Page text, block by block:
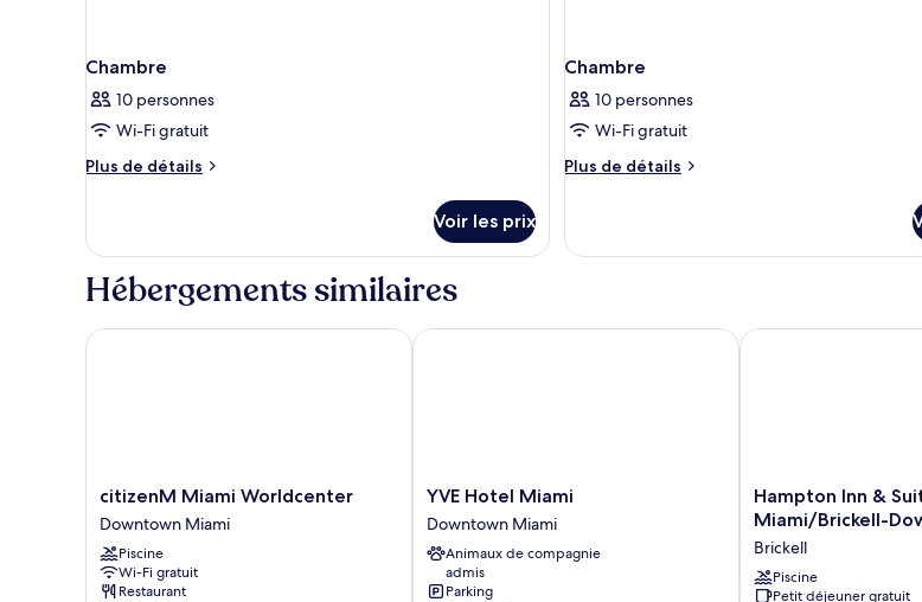
fumeurs
Chambre
10 personnes
Wi-Fi gratuit
Plus de détails
Plus
le
type
de
Chambre
Voir les prix
Chambre
10 personnes
Wi-Fi gratuit
Plus de détails
Plus
le
Chambre
Hébergements similaires
citizenM
Miami
Worldcenter
Downtown
Miami
citizenM Miami Worldcenter
Downtown Miami
Piscine
Wi-Fi gratuit
Restaurant
citizenM Miami Worldcenter
YVE
Hotel
Miami
Downtown
Miami
YVE Hotel Miami
Downtown Miami
Animaux de compagnie
admis
Parking
YVE Hotel Miami
Hampton
Inn
Suites
Miami/Brickell-
Hampton Inn &
Miami/Brickell-
Brickell
Piscine
Petit déjeuner gratuit
Hampton Inn &